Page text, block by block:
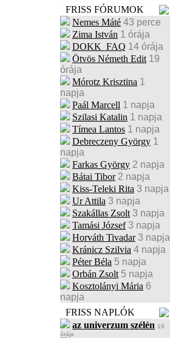
FRISS FÓRUMOK
Nemes Máté 43 perce
Zima István 1 órája
DOKK_FAQ 14 órája
Ötvös Németh Edit 19
órája
Mórotz Krisztina 1
napja
Paál Marcell 1 napja
Szilasi Katalin 1 napja
Tímea Lantos 1 napja
Debreczeny György 1
napja
Farkas György 2 napja
Bátai Tibor 2 napja
Kiss-Teleki Rita 3 napja
Ur Attila 3 napja
Szakállas Zsolt 3 napja
Tamási József 3 napja
Horváth Tivadar 3 napja
Kránicz Szilvia 4 napja
Péter Béla 5 napja
Orbán Zsolt 5 napja
Kosztolányi Mária 6
napja
FRISS NAPLÓK
az univerzum szélén 19
órája